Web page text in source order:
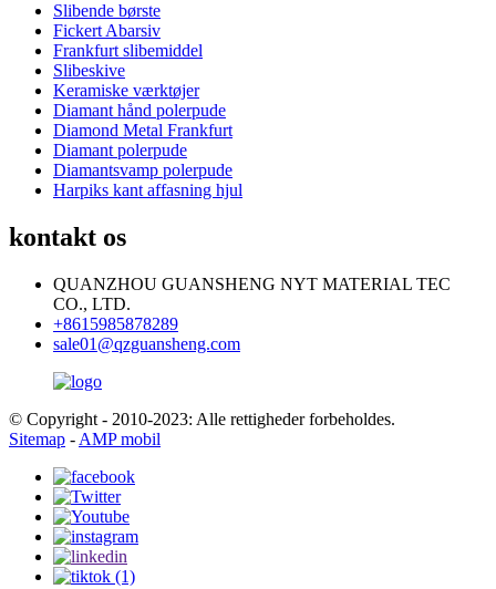
Slibende børste
Fickert Abarsiv
Frankfurt slibemiddel
Slibeskive
Keramiske værktøjer
Diamant hånd polerpude
Diamond Metal Frankfurt
Diamant polerpude
Diamantsvamp polerpude
Harpiks kant affasning hjul
kontakt os
QUANZHOU GUANSHENG NYT MATERIAL TEC
CO., LTD.
+8615985878289
sale01@qzguansheng.com
© Copyright - 2010-2023: Alle rettigheder forbeholdes.
Sitemap - AMP mobil